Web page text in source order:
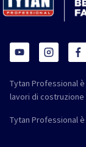
Tytan Professional
lavori di costruzione
Tytan Professional